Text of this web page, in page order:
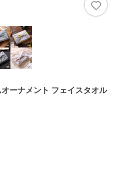
ーナメント フェイスタオル